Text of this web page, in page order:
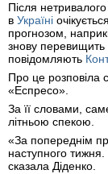
Після
в Україні
прогнозом,
знову перевищить
повідомляють
Про це розповіла
«Еспресо».
За її словами,
літньою спекою.
«За попереднім
наступного
сказала Діденко.